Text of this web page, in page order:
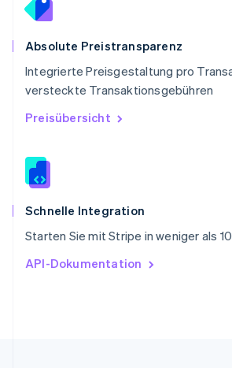
Absolute Preistransparenz
Integrierte Preisgestaltung pro
versteckte Transaktionsgebühren
Preisübersicht
Schnelle Integration
Starten Sie mit Stripe in weniger als
API-Dokumentation
Singapur
English
Slowakei
Slowenien
EnglishItaliano
Sonderverwaltungsregion
Spanien
Thailand
ไทยEnglish
English
English